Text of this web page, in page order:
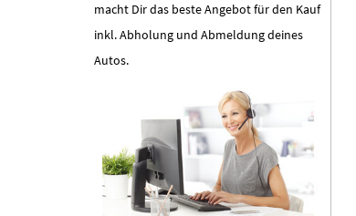
macht Dir das beste Angebot für den Kauf
inkl. Abholung und Abmeldung deines
Autos.